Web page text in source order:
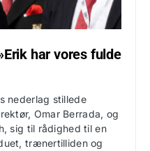
har vores fulde
nederlag stillede
Omar Berrada, og
sig til rådighed til en
trænertilliden og